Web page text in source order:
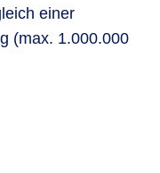
einer
(max. 1.000.000